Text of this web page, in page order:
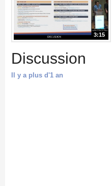
3:15
Discussion
Il y a plus d'1 an